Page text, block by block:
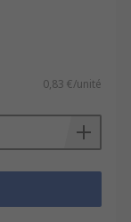
0,83 €/unité